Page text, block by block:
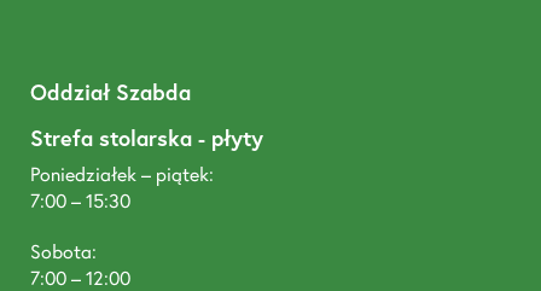
Oddział Szabda
Strefa stolarska - płyty
Poniedziałek – piątek:
7:00 – 15:30
Sobota:
7:00 – 12:00